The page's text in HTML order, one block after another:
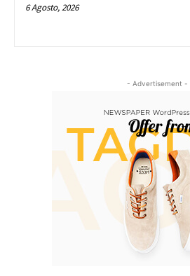
6 Agosto, 2026
- Advertisement -